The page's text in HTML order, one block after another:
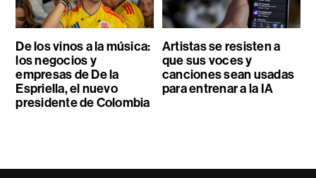
De los vinos a la música:
los negocios y
empresas de De la
Espriella, el nuevo
presidente de Colombia
Artistas se resisten a
que sus voces y
canciones sean usadas
para entrenar a la IA